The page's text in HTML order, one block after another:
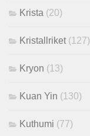
Krista (20)
Kristallriket (127)
Kryon (13)
Kuan Yin (130)
Kuthumi (77)